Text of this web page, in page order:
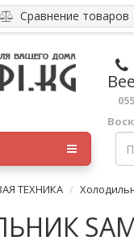
Сравнение товаров
ТЕХНИКА